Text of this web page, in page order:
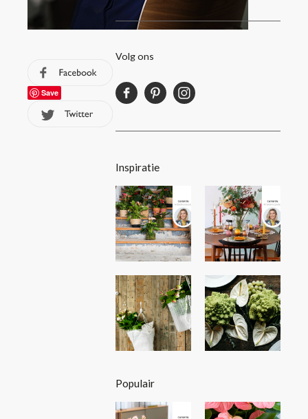
Save
Volg ons
Inspiratie
Populair